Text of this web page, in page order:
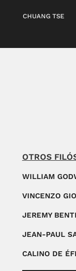
CHUANG TSE
OTROS
WILLIAM
VINCENZO
JEREMY
JEAN-PAUL
CALINO DE